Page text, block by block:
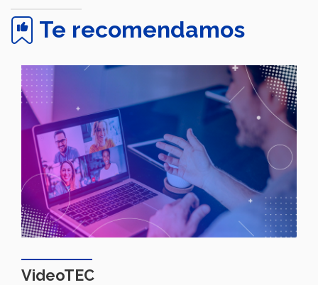
Te recomendamos
VideoTEC